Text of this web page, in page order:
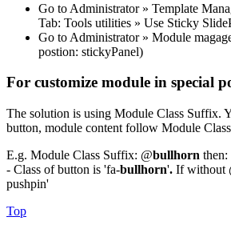
Go to Administrator » Template
Tab: Tools utilities » Use Sticky
Go to Administrator » Module
postion: stickyPanel)
For customize module in special
The solution is using Module Class Suffix.
button, module content follow Module
E.g. Module Class Suffix: @bullhorn then:
- Class of button is 'fa-bullhorn'. If without
pushpin'
Top